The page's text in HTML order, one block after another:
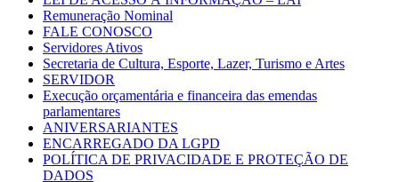
Remuneração Nominal
FALE CONOSCO
Servidores Ativos
Secretaria de Cultura, Esporte, Lazer, Turismo e Artes
SERVIDOR
Execução orçamentária e financeira das emendas
parlamentares
ANIVERSARIANTES
ENCARREGADO DA LGPD
POLÍTICA DE PRIVACIDADE E PROTEÇÃO DE
DADOS